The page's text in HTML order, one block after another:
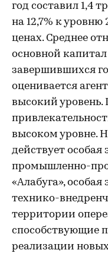
год составил 1,4
на 12,7% к
ценах. Среднее
основной
завершившихся
оценивается
высокий
высоком уровне.
действует
промышленно-
«Алабуга»,
технико-
территории
способствующие
реализации